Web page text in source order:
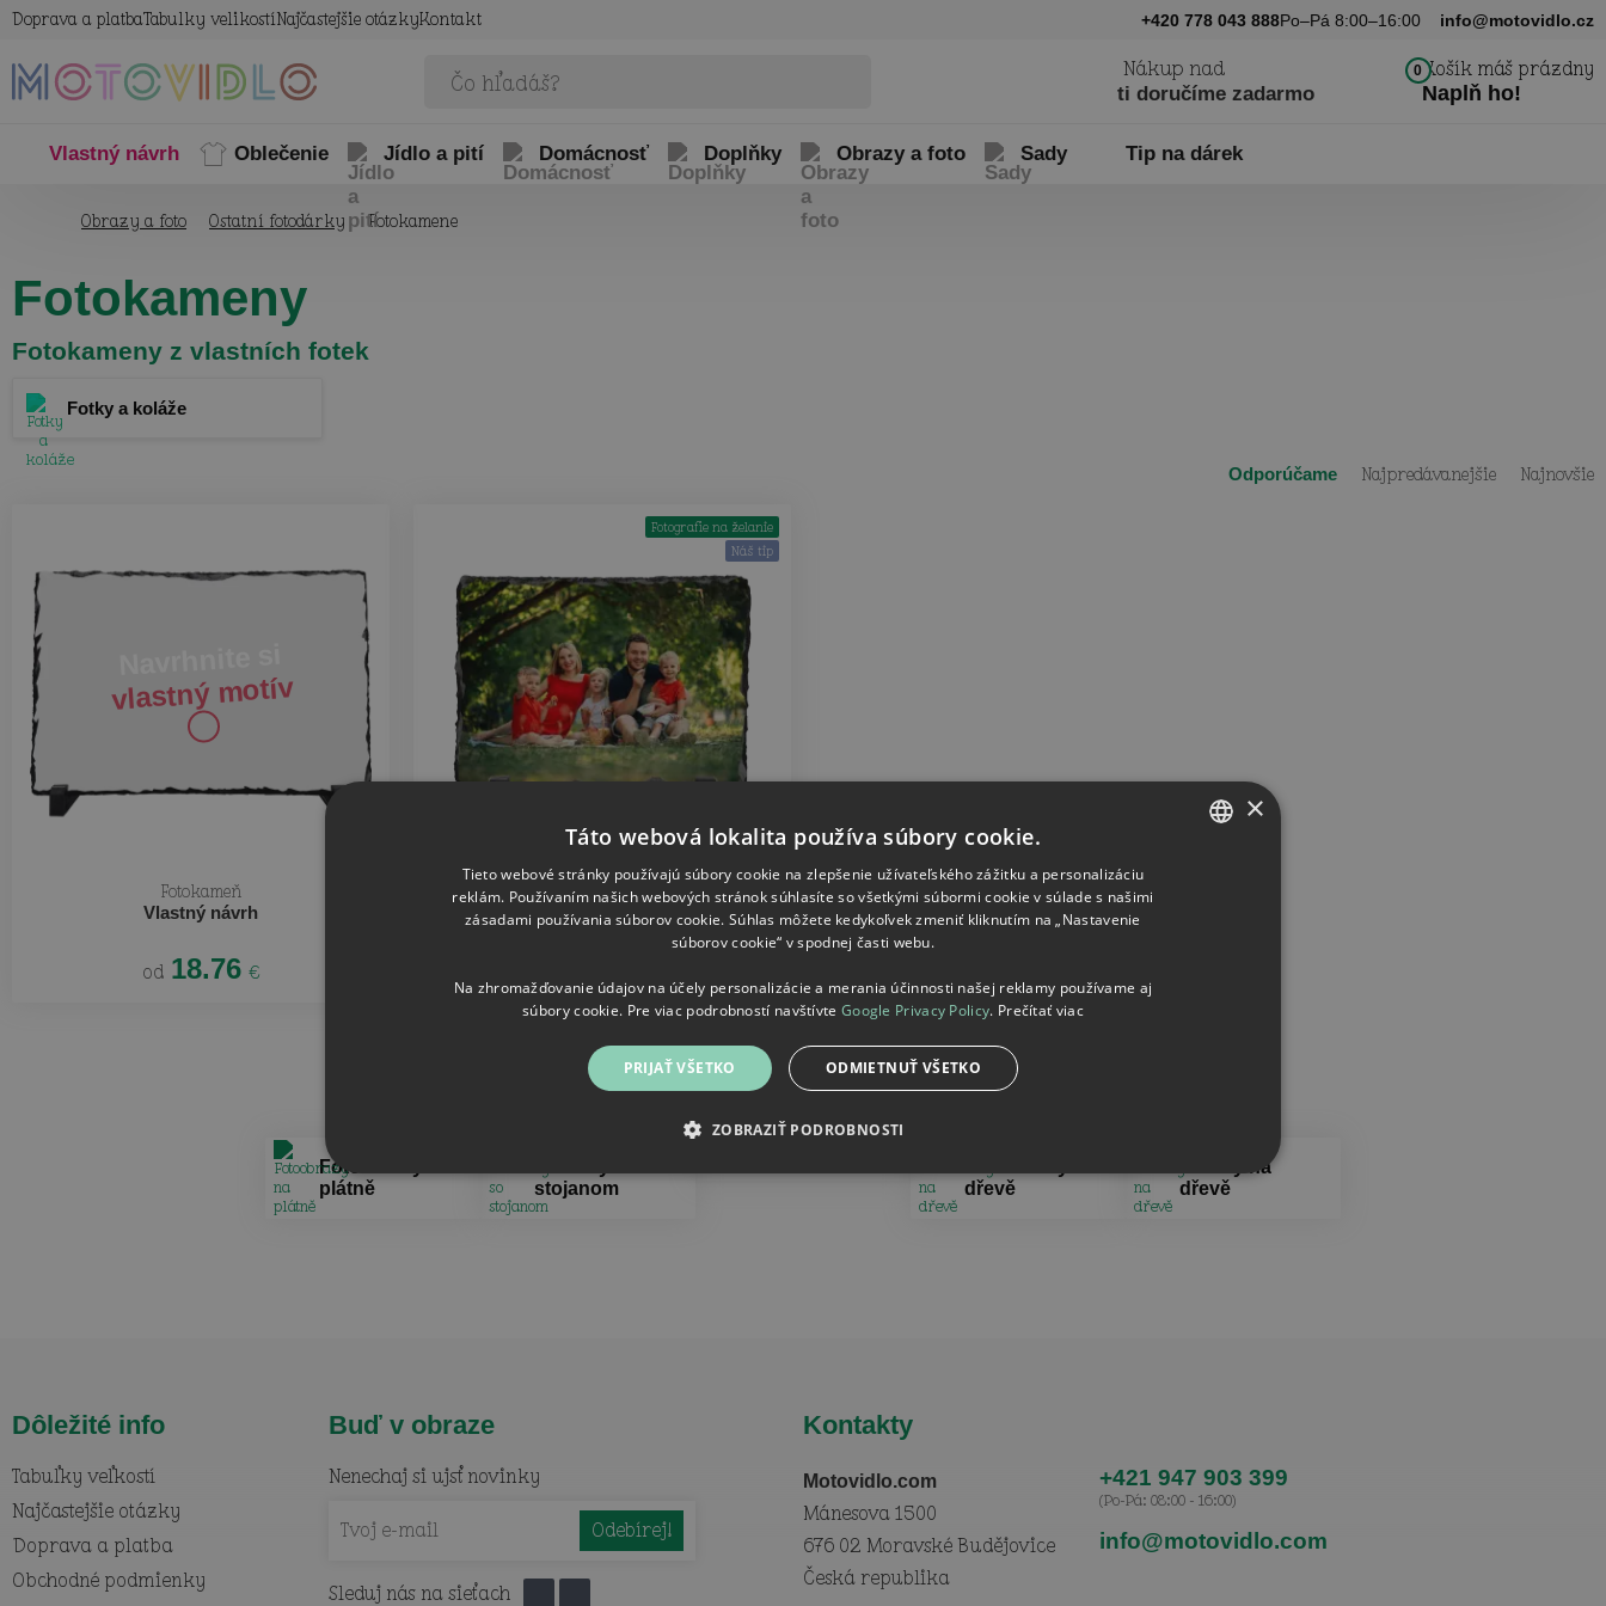
Doprava a platbaTabulky velikostíNajčastejšie otázkyKontakt +420 778 043 888Po–Pá 8:00–16:00 info@motovidlo.cz
Nákup nad
ti doručíme zadarmo
0Košík máš prázdny
Naplň ho!
Vlastný návrh Oblečenie Jídlo a pití Domácnosť Doplňky Obrazy a foto Sady Tip na dárek
Obrazy a foto Ostatní fotodárky Fotokamene
Fotokameny
Fotokameny z vlastních fotek
Fotky a koláže
Odporúčame Najpredávanejšie Najnovšie
vlastný motív
Fotokameň
Vlastný návrh
od 18.76 €
Fotografie na želanie
Náš tip
Fotokameň
Vlastná fotografia
Další doporučené kategorie
Fotoobrazy na
plátně
stojanom
dřevě
Obrazy na
dřevě
Dôležité info
Tabuľky veľkostí
Najčastejšie otázky
Doprava a platba
Obchodné podmienky
Buď v obraze
Nenechaj si ujsť novinky
Sleduj nás na sieťach
Kontakty
Motovidlo.com
Mánesova 1500
676 02 Moravské Budějovice
Česká republika
+421 947 903 399
(Po-Pá: 08:00 - 16:00)
info@motovidlo.com
×
Táto webová lokalita používa súbory cookie.
Tieto webové stránky používajú súbory cookie na zlepšenie užívateľského zážitku a personalizáciu
reklám. Používaním našich webových stránok súhlasíte so všetkými súbormi cookie v súlade s našimi
zásadami používania súborov cookie. Súhlas môžete kedykoľvek zmeniť kliknutím na „Nastavenie
súborov cookie“ v spodnej časti webu.
Na zhromažďovanie údajov na účely personalizácie a merania účinnosti našej reklamy používame aj
súbory cookie. Pre viac podrobností navštívte Google Privacy Policy. Prečítať viac
PRIJAŤ VŠETKO ODMIETNUŤ VŠETKO
ZOBRAZIŤ PODROBNOSTI